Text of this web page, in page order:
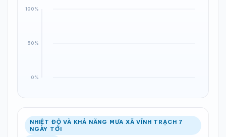
NHIỆT ĐỘ VÀ KHẢ NĂNG MƯA XÃ VĨNH TRẠCH 7
NGÀY TỚI